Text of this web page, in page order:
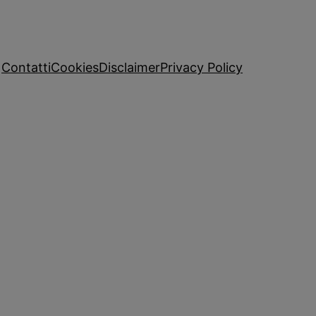
ContattiCookiesDisclaimerPrivacy Policy